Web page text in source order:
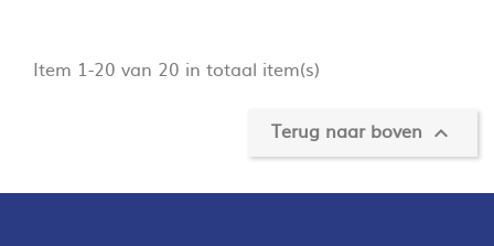
Item 1-20 van 20 in totaal item(s)
Terug naar boven 